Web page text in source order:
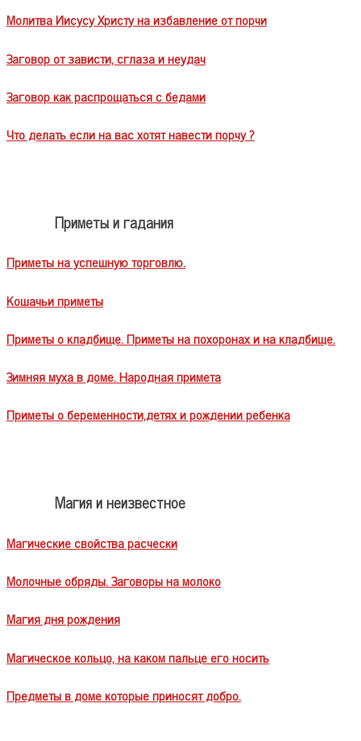
Молитва Иисусу Христу на избавление от порчи
Заговор от зависти, сглаза и неудач
Заговор как распрощаться с бедами
Что делать если на вас хотят навести порчу ?
Приметы и гадания
Приметы на успешную торговлю.
Кошачьи приметы
Приметы о кладбище. Приметы на похоронах и на кладбище.
Зимняя муха в доме. Народная примета
Приметы о беременности,детях и рождении ребенка
Магия и неизвестное
Магические свойства расчески
Молочные обряды. Заговоры на молоко
Магия дня рождения
Магическое кольцо, на каком пальце его носить
Предметы в доме которые приносят добро.